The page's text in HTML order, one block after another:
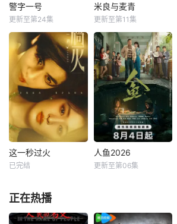
警字一号
更新至第24集
米良与麦青
更新至第11集
这一秒过火
已完结
人鱼2026
更新至第06集
正在热播